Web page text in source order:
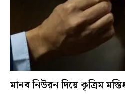
মানব নিউরন দিয়ে কৃত্রিম